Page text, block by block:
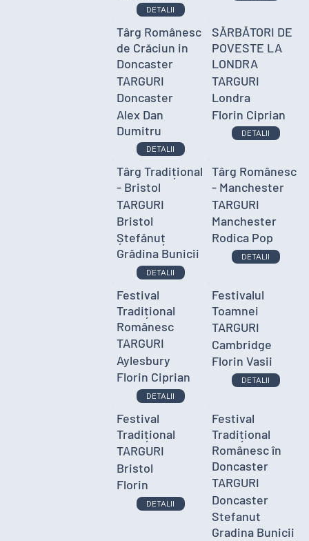
DETALII
Târg Românesc
de Crăciun in
Doncaster
TARGURI
Doncaster
Alex Dan
Dumitru
DETALII
SĂRBĂTORI DE
POVESTE LA
LONDRA
TARGURI
Londra
Florin Ciprian
DETALII
Târg Tradițional
- Bristol
TARGURI
Bristol
Ștefănuț
Grădina Bunicii
DETALII
Târg Românesc
- Manchester
TARGURI
Manchester
Rodica Pop
DETALII
Festival
Tradițional
Românesc
TARGURI
Aylesbury
Florin Ciprian
DETALII
Festivalul
Toamnei
TARGURI
Cambridge
Florin Vasii
DETALII
Festival
Tradițional
TARGURI
Bristol
Florin
DETALII
Festival
Tradițional
Românesc în
Doncaster
TARGURI
Doncaster
Stefanut
Gradina Bunicii